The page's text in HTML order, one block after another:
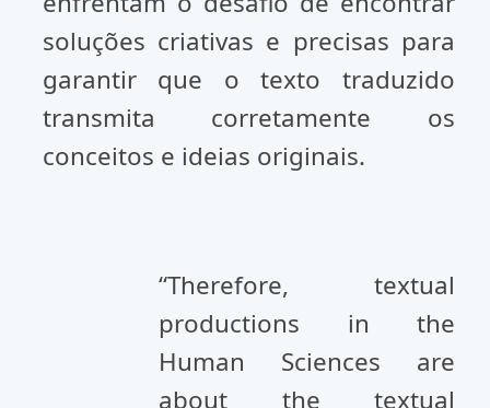
soluções criativas e precisas para
garantir que o texto traduzido
transmita corretamente os
conceitos e ideias originais.
“Therefore, textual
productions in the
Human Sciences are
about the textual